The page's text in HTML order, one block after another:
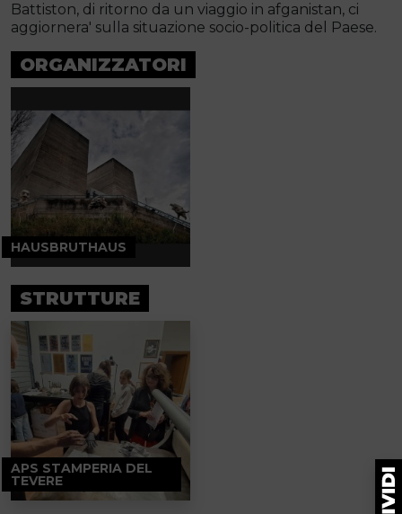
Battiston, di ritorno da un viaggio in afganistan, ci
aggiornera' sulla situazione socio-politica del Paese.
ORGANIZZATORI
HAUSBRUTHAUS
STRUTTURE
APS STAMPERIA DEL
TEVERE